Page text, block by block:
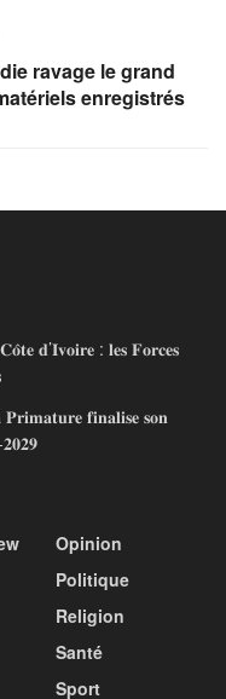
ravage le grand
enregistrés
𝐝’𝐈𝐯𝐨𝐢𝐫𝐞 : 𝐥𝐞𝐬 𝐅𝐨𝐫𝐜𝐞𝐬
𝐟𝐢𝐧𝐚𝐥𝐢𝐬𝐞 𝐬𝐨𝐧
Opinion
Politique
Religion
Santé
Sport